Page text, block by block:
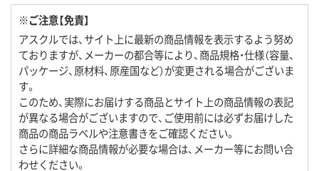
※ご注意【免責】
アスクルでは、サイト上に最新の商品情報を表示するよう努め
ておりますが、メーカーの都合等により、商品規格・仕様（容量、
パッケージ、原材料、原産国など）が変更される場合がございま
す。
このため、実際にお届けする商品とサイト上の商品情報の表記
が異なる場合がございますので、ご使用前には必ずお届けした
商品の商品ラベルや注意書きをご確認ください。
さらに詳細な商品情報が必要な場合は、メーカー等にお問い合
わせください。